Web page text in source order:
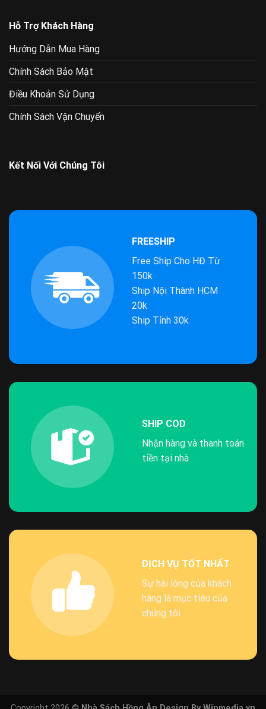
Hỗ Trợ Khách Hàng
Hướng Dẫn Mua Hàng
Chính Sách Bảo Mật
Điều Khoản Sử Dụng
Chính Sách Vận Chuyển
Kết Nối Với Chúng Tôi
FREESHIP
Free Ship Cho HĐ Từ
150k
Ship Nội Thành HCM
20k
Ship Tỉnh 30k
SHIP COD
Nhận hàng và thanh toán
tiền tại nhà
DỊCH VỤ TỐT NHẤT
Sự hài lòng của khách
hàng là mục tiêu của
chúng tôi